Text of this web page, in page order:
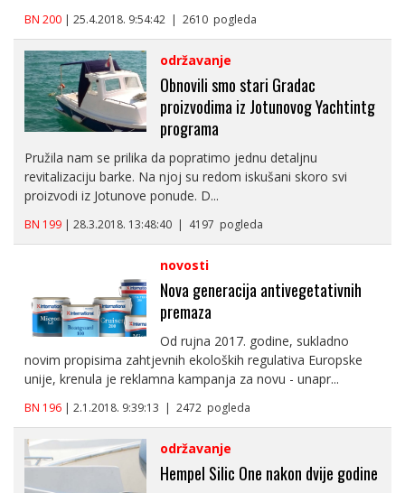
BN 200 | 25.4.2018. 9:54:42 | 2610 pogleda
održavanje
Obnovili smo stari Gradac
proizvodima iz Jotunovog Yachtintg
programa
Pružila nam se prilika da popratimo jednu detaljnu
revitalizaciju barke. Na njoj su redom iskušani skoro svi
proizvodi iz Jotunove ponude. D...
BN 199 | 28.3.2018. 13:48:40 | 4197 pogleda
novosti
Nova generacija antivegetativnih
premaza
Od rujna 2017. godine, sukladno
novim propisima zahtjevnih ekoloških regulativa Europske
unije, krenula je reklamna kampanja za novu - unapr...
BN 196 | 2.1.2018. 9:39:13 | 2472 pogleda
održavanje
Hempel Silic One nakon dvije godine